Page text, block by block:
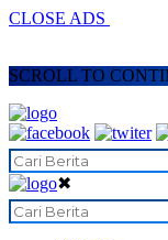
CLOSE ADS
SCROLL TO
✖